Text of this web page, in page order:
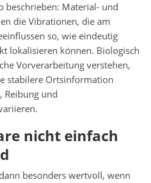
beschrieben: Material- und
die Vibrationen, die am
so, wie eindeutig
lokalisieren können. Biologisch
Vorverarbeitung verstehen,
stabilere Ortsinformation
und
nicht einfach
besonders wertvoll, wenn